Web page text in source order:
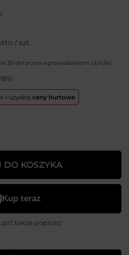
/ szt.
30 dni przed wprowadzeniem obniżki:
i uzyskaj ceny hurtowe
DO KOSZYKA
także poprzez: